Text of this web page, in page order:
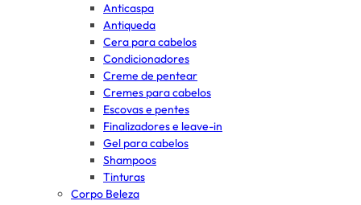
Anticaspa
Antiqueda
Cera para cabelos
Condicionadores
Creme de pentear
Cremes para cabelos
Escovas e pentes
Finalizadores e leave-in
Gel para cabelos
Shampoos
Tinturas
Corpo Beleza